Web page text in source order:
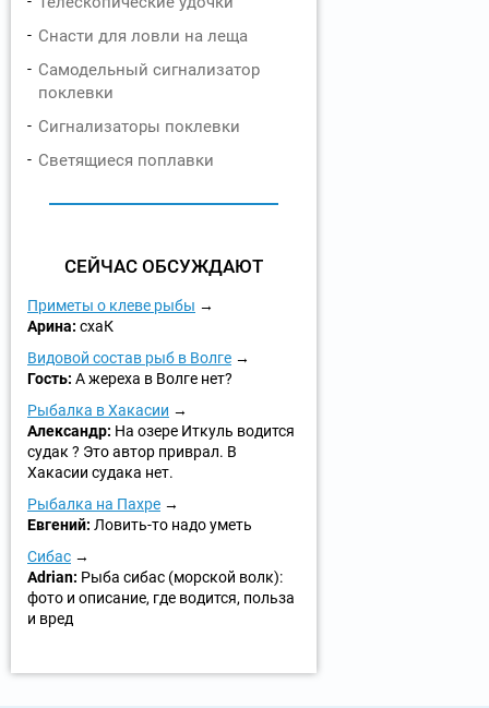
Снасти для ловли на леща
Самодельный сигнализатор
поклевки
Сигнализаторы поклевки
Светящиеся поплавки
СЕЙЧАС ОБСУЖДАЮТ
Приметы о клеве рыбы
Арина: схаК
Видовой состав рыб в Волге
Гость: А жереха в Волге нет?
Рыбалка в Хакасии
Александр: На озере Иткуль водится
судак ? Это автор приврал. В
Хакасии судака нет.
Рыбалка на Пахре
Евгений: Ловить-то надо уметь
Сибас
Adrian: Рыба сибас (морской волк):
фото и описание, где водится, польза
и вред